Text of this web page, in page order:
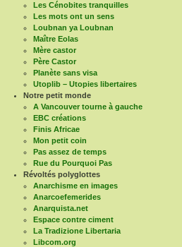
Les Cénobites tranquilles
Les mots ont un sens
Loubnan ya Loubnan
Maître Eolas
Mère castor
Père Castor
Planète sans visa
Utoplib – Utopies libertaires
Notre petit monde
A Vancouver tourne à gauche
EBC créations
Finis Africae
Mon petit coin
Pas assez de temps
Rue du Pourquoi Pas
Révoltés polyglottes
Anarchisme en images
Anarcoefemerides
Anarquista.net
Espace contre ciment
La Tradizione Libertaria
Libcom.org